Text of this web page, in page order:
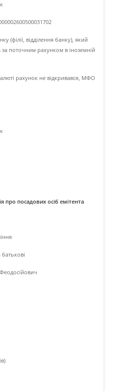
(філії, відділення банку), який
за поточним рахунком в іноземній
рахунок не вiдкривався, МФО
про посадових осіб емітента